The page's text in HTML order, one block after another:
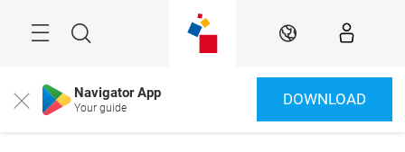
Suche DE
Close Navigator App
Your guide DOWNLOAD